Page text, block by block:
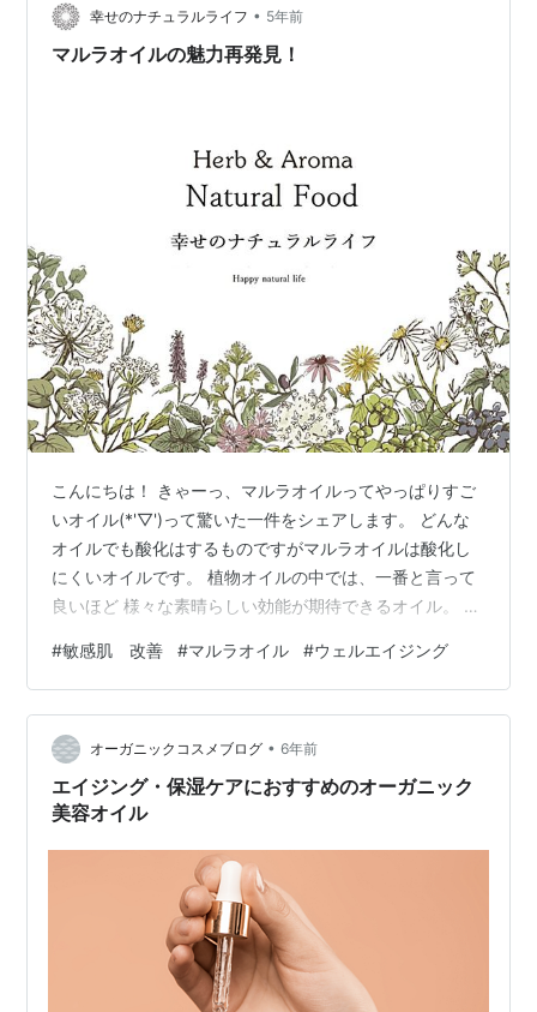
リア機能 ⑤肌質の改善 美容オイルの種…
幸せのナチュラルライフ • 5年前
マルラオイルの魅力再発見！
こんにちは！ きゃーっ、マルラオイルってやっぱりすご
いオイル(*'▽')って驚いた一件をシェアします。 どんな
オイルでも酸化はするものですがマルラオイルは酸化し
にくいオイルです。 植物オイルの中では、一番と言って
良いほど 様々な素晴らしい効能が期待できるオイル。 そ
と言われています。 それでも、純粋な植物オイルですし
先日、酸化しないうちにそろそろ使い切ろうと思い ちょ
っと贅沢にクレンジング＆マッサージとしてナイトケア
に使いました。 翌朝の洗顔時、なんとお肌がしっとり、
つるつる。 手のひらの感触が違うのですよ。 もともと私
の肌は小さなイボができや…
#敏感肌 改善 #マルラオイル #ウェルエイジング
オーガニックコスメブログ • 6年前
エイジング・保湿ケアにおすすめのオーガニック
美容オイル